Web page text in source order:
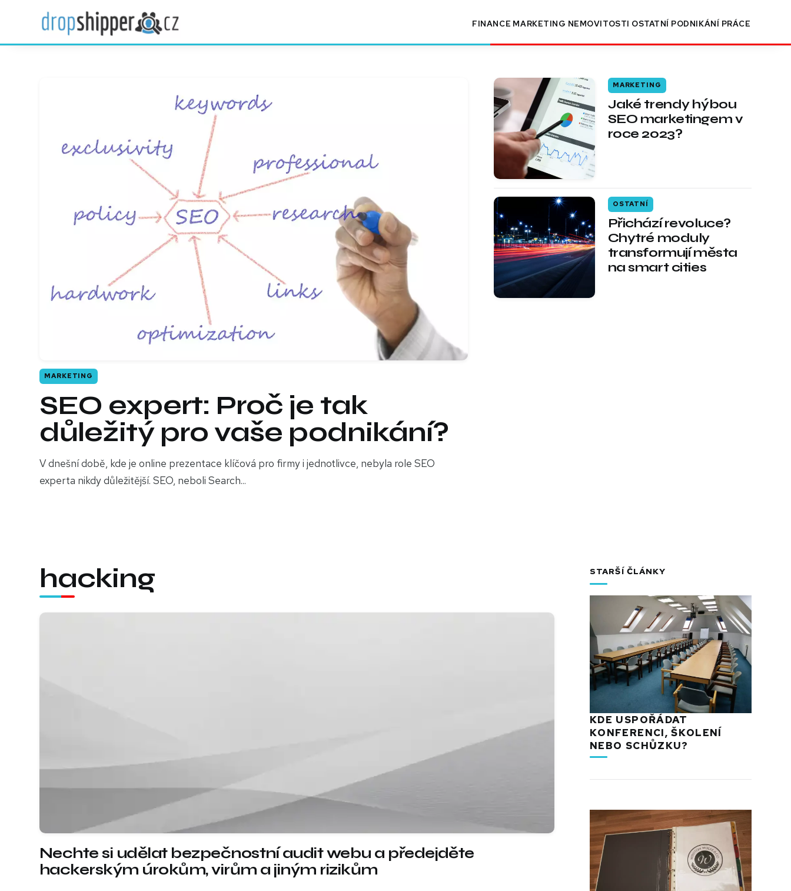
FINANCE MARKETING NEMOVITOSTI OSTATNÍ PODNIKÁNÍ PRÁCE
SEO expert: Proč je tak
důležitý pro vaše podnikání?
V dnešní době, kde je online prezentace klíčová pro firmy i jednotlivce, nebyla role SEO
experta nikdy důležitější. SEO, neboli Search...
MARKETING
Jaké trendy hýbou
SEO marketingem v
roce 2023?
MARKETING
Přichází revoluce?
Chytré moduly
transformují města
na smart cities
OSTATNÍ
hacking
Nechte si udělat bezpečnostní audit webu a předejděte
hackerským úrokům, virům a jiným rizikům
STARŠÍ ČLÁNKY
KDE USPOŘÁDAT
KONFERENCI, ŠKOLENÍ
NEBO SCHŮZKU?